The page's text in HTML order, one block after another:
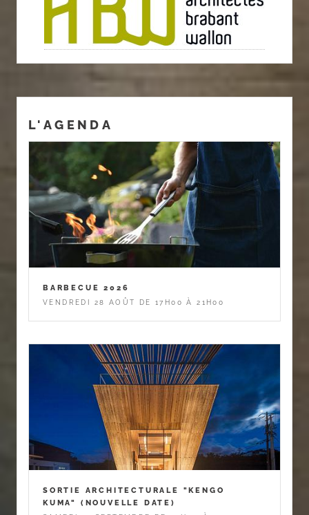
L'AGENDA
BARBECUE 2026
VENDREDI 28 AOÛT DE 17H00 À 21H00
SORTIE ARCHITECTURALE "KENGO
KUMA" (NOUVELLE DATE)